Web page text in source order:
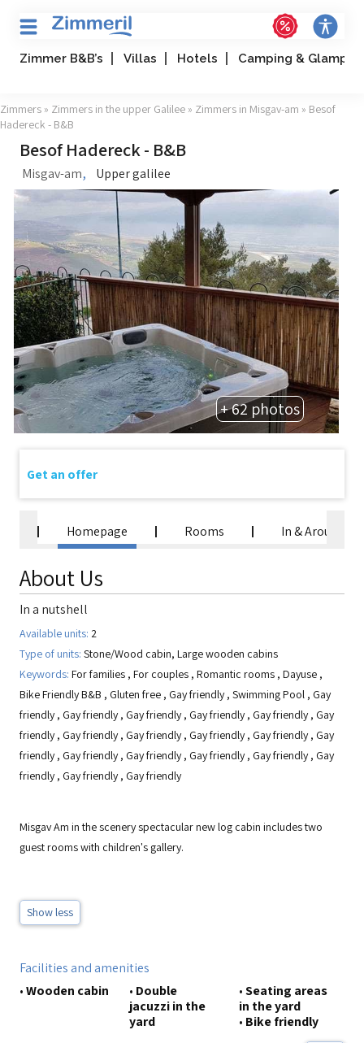
Zimmer B&B’s Villas Hotels Camping &
Zimmers » Zimmers in the upper Galilee » Zimmers in Misgav-am » Besof
Hadereck - B&B
Besof Hadereck - B&B
Misgav-am, Upper galilee
+ 62 photos
Homepage Rooms In & Around
About Us
In a nutshell
Available units: 2
Type of units: Stone/Wood cabin, Large wooden cabins
Keywords: For families , For couples , Romantic rooms , Dayuse ,
Bike Friendly B&B , Gluten free , Gay friendly, Swimming Pool , Gay
friendly, Gay friendly, Gay friendly, Gay friendly, Gay friendly, Gay
friendly, Gay friendly, Gay friendly, Gay friendly, Gay friendly, Gay
friendly, Gay friendly, Gay friendly, Gay friendly, Gay friendly, Gay
friendly, Gay friendly, Gay friendly
Misgav Am in the scenery spectacular new log cabin includes two
guest rooms with children's gallery.
Show less
Facilities and amenities
•Wooden cabin • Double
jacuzzi in the
yard
•Seating areas
in the yard
• Bike friendly
Get an offer